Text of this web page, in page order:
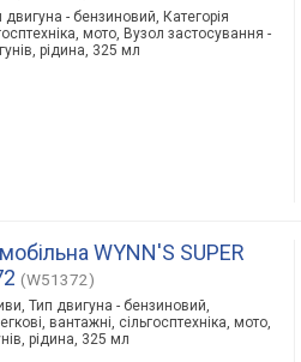
- бензиновий, Категорія
мото, Вузол застосування -
рідина, 325 мл
WYNN'S SUPER
(W51372)
Тип двигуна - бензиновий,
вантажні, сільгосптехніка, мото,
рідина, 325 мл